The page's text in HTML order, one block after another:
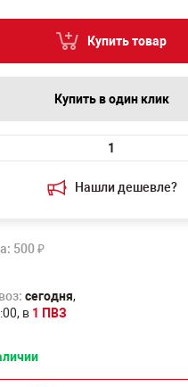
Нашли дешевле?
Купить товар
Купить в один клик
500₽
сегодня,
в 1 ПВЗ